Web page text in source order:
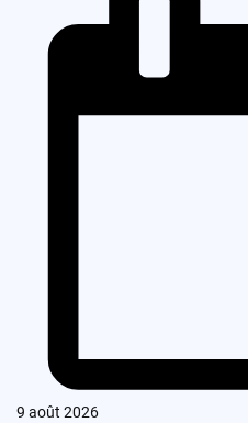
9 août 2026